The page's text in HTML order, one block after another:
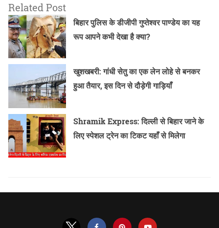
Related Post
बिहार पुलिस के डीजीपी गुप्तेश्वर पाण्डेय का यह
रूप आपने कभी देखा है क्या?
खुशखबरी: गांधी सेतु का एक लेन लोहे से बनकर
हुआ तैयार, इस दिन से दौड़ेगी गाड़ियाँ
Shramik Express: दिल्ली से बिहार जाने के
लिए स्पेशल ट्रेन का टिकट यहाँ से मिलेगा